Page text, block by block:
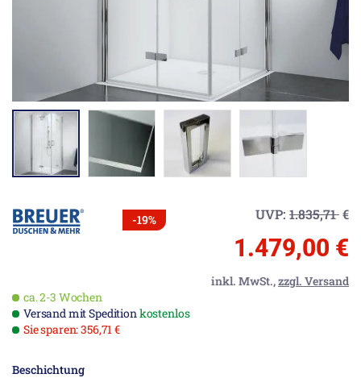
-19% UVP: 1.835,71€
1.479,00 €
inkl. MwSt.,zzgl. Versand
ca. 2-3 Wochen
Versand mit Speditionkostenlos
Sie sparen: 356,71 €
Beschichtung